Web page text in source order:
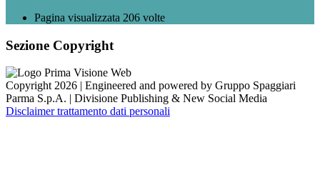
Pagina visualizzata 206 volte
Sezione Copyright
Copyright 2026 | Engineered and powered by Gruppo Spaggiari
Parma S.p.A. | Divisione Publishing & New Social Media
Disclaimer trattamento dati personali